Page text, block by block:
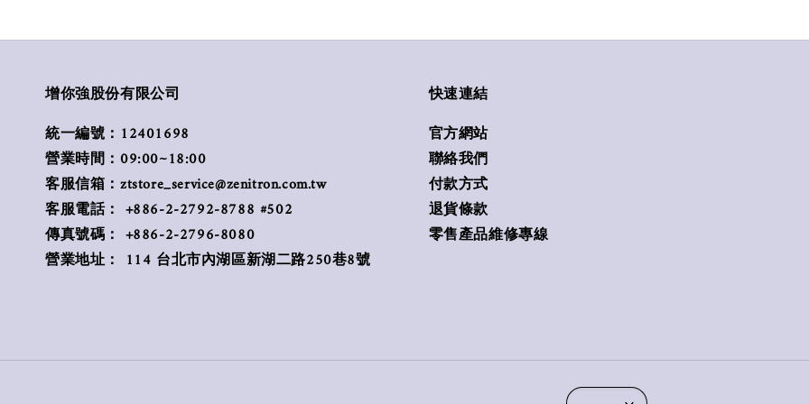
增你強股份有限公司
統一編號：12401698
營業時間：09:00~18:00
客服信箱：ztstore_service@zenitron.com.tw
客服電話： +886-2-2792-8788 #502
傳真號碼： +886-2-2796-8080
營業地址： 114 台北市內湖區新湖二路250巷8號
快速連結
官方網站
聯絡我們
付款方式
退貨條款
零售產品維修專線